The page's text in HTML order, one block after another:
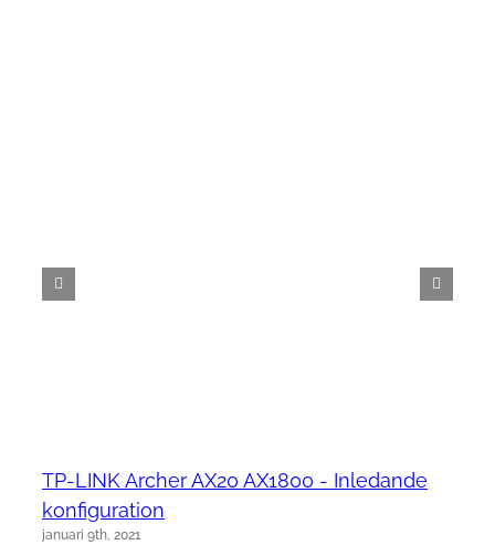
TP-LINK Archer AX20 AX1800 - Inledande
konfiguration
januari 9th, 2021